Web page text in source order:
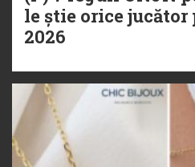
le știe orice
2026